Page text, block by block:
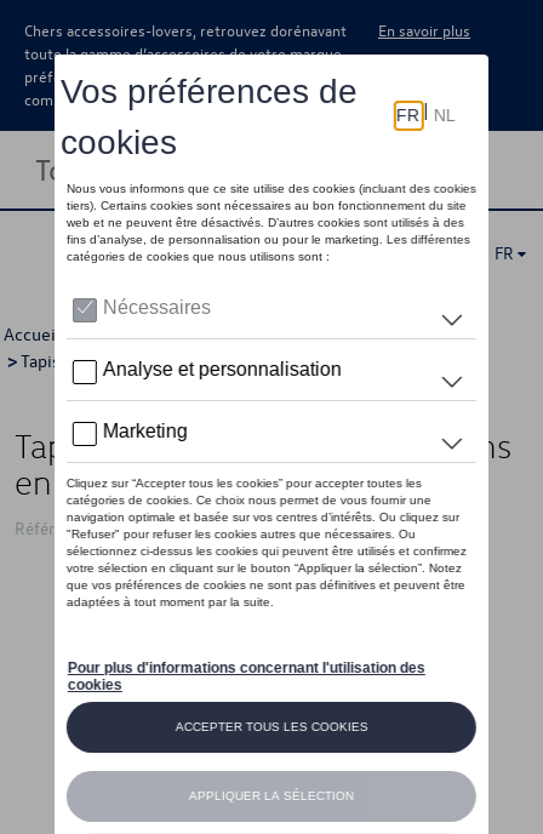
Chers accessoires-lovers, retrouvez dorénavant
toute la gamme d’accessoires de votre marque
préférée sous forme de catalogue à
commander auprès de votre concessionaire.
En savoir plus
Toggle navigation
FR
Accueil >Catalogue Volkswagen >Confort et protection
>Tapis et coquilles de coffre > Détail
Tapis de coffre réversible, Boutons
en velours/plastique
Référence: 760061210